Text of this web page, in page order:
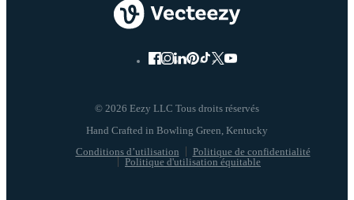
© 2026 Eezy LLC Tous droits réservés
Conditions d’utilisation
Politique de confidentialité
Politique d'utilisation équitable